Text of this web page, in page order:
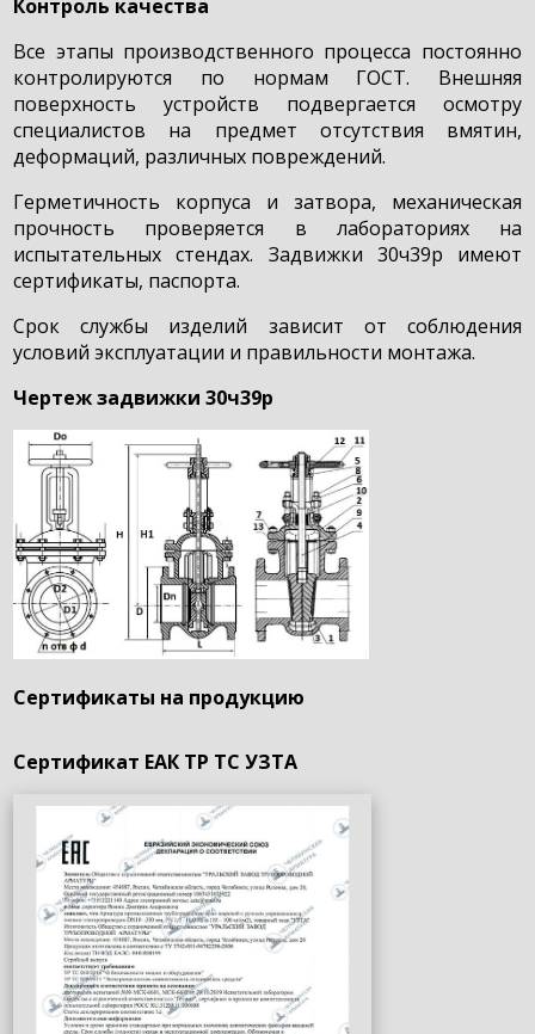
Контроль качества
Все этапы производственного процесса постоянно
контролируются по нормам ГОСТ. Внешняя
поверхность устройств подвергается осмотру
специалистов на предмет отсутствия вмятин,
деформаций, различных повреждений.
Герметичность корпуса и затвора, механическая
прочность проверяется в лабораториях на
испытательных стендах. Задвижки 30ч39р имеют
сертификаты, паспорта.
Срок службы изделий зависит от соблюдения
условий эксплуатации и правильности монтажа.
Чертеж задвижки 30ч39р
Сертификаты на продукцию
Сертификат ЕАК ТР ТС УЗТА